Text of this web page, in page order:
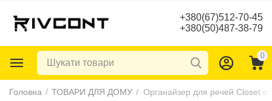
+380(67)512-70-45
+380(50)487-38-79
0
Головна / ТОВАРИ ДЛЯ ДОМУ / Органайзер для речей Closet